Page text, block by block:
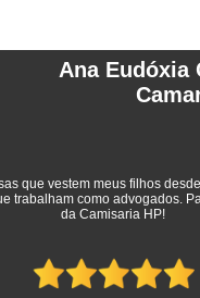
Ana Eudóxia
que vestem meus filhos
trabalham como advogados.
da Camisaria HP!